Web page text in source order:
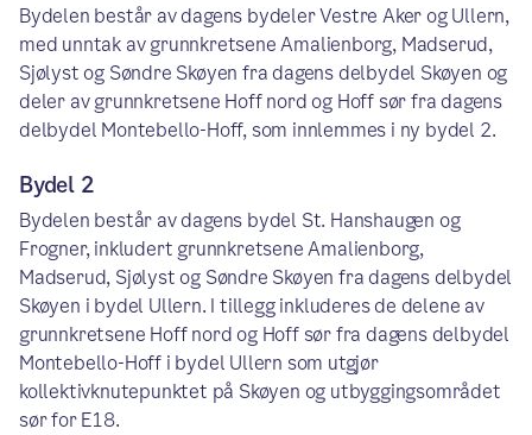
Bydelen består av dagens bydeler Vestre Aker og Ullern,
med unntak av grunnkretsene Amalienborg, Madserud,
Sjølyst og Søndre Skøyen fra dagens delbydel Skøyen og
deler av grunnkretsene Hoff nord og Hoff sør fra dagens
delbydel Montebello-Hoff, som innlemmes i ny bydel 2.​
Bydel 2
Bydelen består av dagens bydel St. Hanshaugen og
Frogner, inkludert grunnkretsene Amalienborg,
Madserud, Sjølyst og Søndre Skøyen fra dagens delbydel
Skøyen i bydel Ullern. I ​tillegg inkluderes de delene av
grunnkretsene Hoff nord og Hoff sør fra dagens delbydel
Montebello-Hoff i bydel Ullern som utgjør
kollektivknutepunktet på Skøyen og utbyggingsområdet
sør for E18. ​